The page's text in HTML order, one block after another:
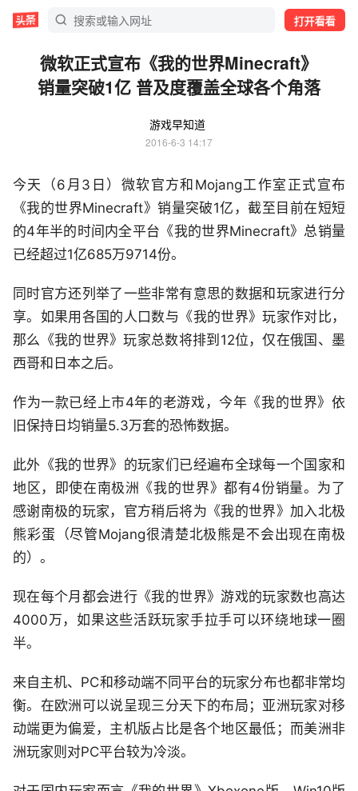
打开看看
微软正式宣布《我的世界Minecraft》
销量突破1亿 普及度覆盖全球各个角落
游戏早知道
2016-6-3 14:17
今天（6月3日）微软官方和Mojang工作室正式宣布
《我的世界Minecraft》销量突破1亿，截至目前在短短
的4年半的时间内全平台《我的世界Minecraft》总销量
已经超过1亿685万9714份。
同时官方还列举了一些非常有意思的数据和玩家进行分
享。如果用各国的人口数与《我的世界》玩家作对比，
那么《我的世界》玩家总数将排到12位，仅在俄国、墨
西哥和日本之后。
作为一款已经上市4年的老游戏，今年《我的世界》依
旧保持日均销量5.3万套的恐怖数据。
此外《我的世界》的玩家们已经遍布全球每一个国家和
地区，即使在南极洲《我的世界》都有4份销量。为了
感谢南极的玩家，官方稍后将为《我的世界》加入北极
熊彩蛋（尽管Mojang很清楚北极熊是不会出现在南极
的）。
现在每个月都会进行《我的世界》游戏的玩家数也高达
4000万，如果这些活跃玩家手拉手可以环绕地球一圈
半。
来自主机、PC和移动端不同平台的玩家分布也都非常均
衡。在欧洲可以说呈现三分天下的布局；亚洲玩家对移
动端更为偏爱，主机版占比是各个地区最低；而美洲非
洲玩家则对PC平台较为冷淡。